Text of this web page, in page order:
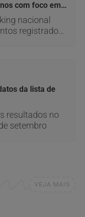
com foco em
nacional
registrados
da lista de
resultados no
setembro
VEJA MAIS